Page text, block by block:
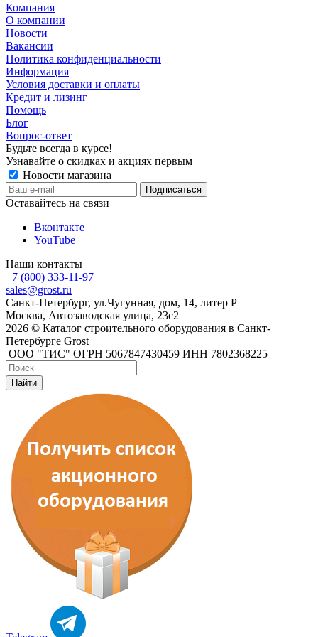
Компания
О компании
Новости
Вакансии
Политика конфиденциальности
Информация
Условия доставки и оплаты
Кредит и лизинг
Помощь
Блог
Вопрос-ответ
Будьте всегда в курсе!
Узнавайте о скидках и акциях первым
Новости магазина
Оставайтесь на связи
Вконтакте
YouTube
Наши контакты
+7 (800) 333-11-97
sales@grost.ru
Санкт-Петербург, ул.Чугунная, дом, 14, литер Р
Москва, Автозаводская улица, 23с2
2026 © Каталог строительного оборудования в Санкт-
Петербурге Grost
ООО "ТИС" ОГРН 5067847430459 ИНН 7802368225
Найти